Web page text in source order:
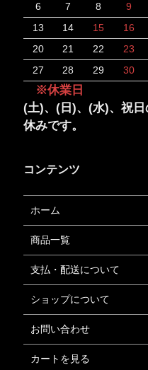
6
7 8 9
13
14 15 16
20
21 22 23
27
28 29 30
※休業日
(土)、(日)、(水)、祝
休みです。
コンテンツ
ホーム
商品一覧
支払・配送について
ショップについて
お問い合わせ
カートを見る